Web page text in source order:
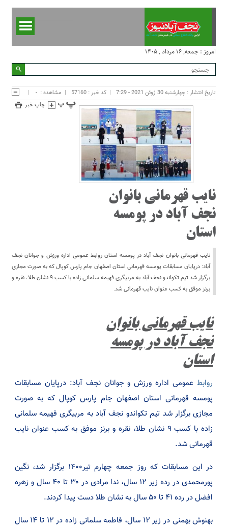
امروز : جمعه, ۱۶ مرداد , ۱۴۰۵
تاریخ انتشار : چهارشنبه 30 ژوئن 2021 - 7:29 کد خبر : 57160 مشاهده : -
چاپ خبر
نایب قهرمانی بانوان
نجف آباد در پومسه
استان
نایب قهرمانی بانوان نجف آباد در پومسه استان روابط عمومی اداره ورزش و جوانان نجف
آباد: درپایان مسابقات پومسه قهرمانی استان اصفهان جام پارس کوپال که به صورت مجازی
برگزار شد تیم تکواندو نجف آباد به مربیگری فهیمه سلمانی زاده با کسب ۹ نشان طلا، نقره و
برنز موفق به کسب عنوان نایب قهرمانی شد.
نایب قهرمانی بانوان
نجف آباد در پومسه
استان
روابطعمومی اداره ورزش و جوانان نجف آباد: درپایان مسابقات
پومسه قهرمانی استان اصفهان جام پارس کوپال که به صورت
مجازی برگزار شد تیم تکواندو نجف آباد به مربیگری فهیمه سلمانی
زاده با کسب ۹ نشان طلا، نقره و برنز موفق به کسب عنوان نایب
قهرمانی شد.
در این مسابقات که روز جمعه چهارم تیر۱۴۰۰ برگزار شد، نگین
پورمحمدی در رده زیر ۱۲ سال، ندا مرادی در ۳۰ تا ۴۰ سال و زهره
افضل در رده ۴۱ تا ۵۰ سال به نشان طلا دست پیدا کردند.
بهنوش بهمنی در زیر ۱۲ سال، فاطمه سلمانی زاده در ۱۲ تا ۱۴ سال